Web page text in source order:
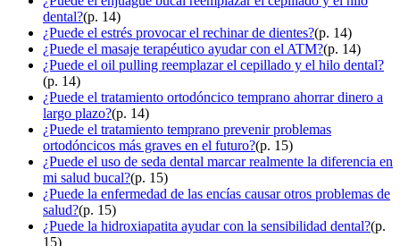
dental?(p. 14)
¿Puede el estrés provocar el rechinar de dientes?(p. 14)
¿Puede el masaje terapéutico ayudar con el ATM?(p. 14)
¿Puede el oil pulling reemplazar el cepillado y el hilo dental?
(p. 14)
¿Puede el tratamiento ortodóncico temprano ahorrar dinero a
largo plazo?(p. 14)
¿Puede el tratamiento temprano prevenir problemas
ortodóncicos más graves en el futuro?(p. 15)
¿Puede el uso de seda dental marcar realmente la diferencia en
mi salud bucal?(p. 15)
¿Puede la enfermedad de las encías causar otros problemas de
salud?(p. 15)
¿Puede la hidroxiapatita ayudar con la sensibilidad dental?(p.
15)